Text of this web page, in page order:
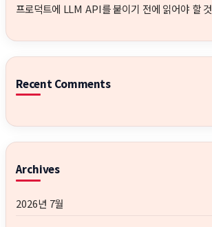
프로덕트에 LLM API를 붙이기 전에 읽어야 할 것
Recent Comments
Archives
2026년 7월